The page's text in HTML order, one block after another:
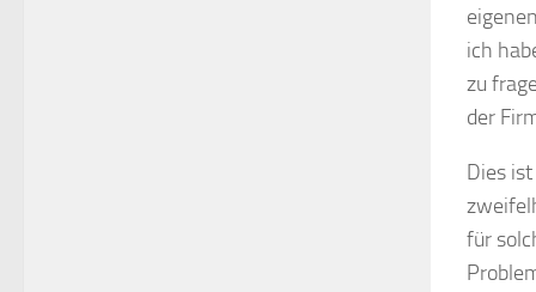
ich
zu
der
Dies
für